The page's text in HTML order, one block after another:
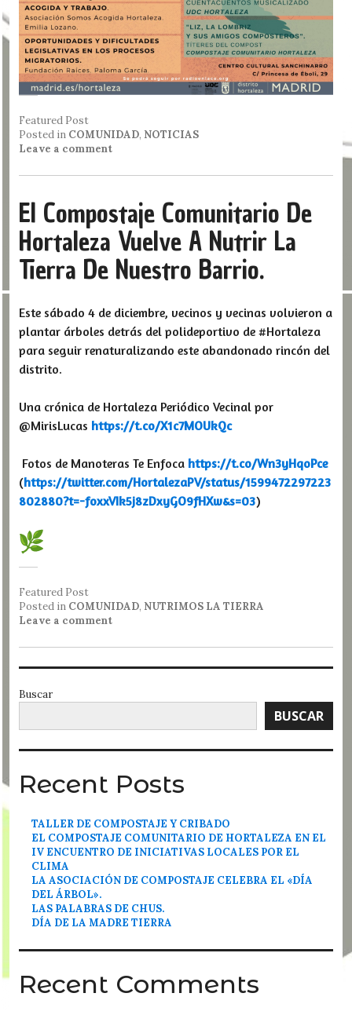
Featured Post
Posted in COMUNIDAD, NOTICIAS
Leave a comment
El Compostaje Comunitario De
Hortaleza Vuelve A Nutrir La
Tierra De Nuestro Barrio.
Este sábado 4 de diciembre, vecinos y vecinas volvieron a
plantar árboles detrás del polideportivo de #Hortaleza
para seguir renaturalizando este abandonado rincón del
distrito.
Una crónica de Hortaleza Periódico Vecinal por
@MirisLucas https://t.co/X1c7MOUkQc
Fotos de Manoteras Te Enfoca https://t.co/Wn3yHqoPce
(https://twitter.com/HortalezaPV/status/1599472297223
802880?t=-foxxVIk5j8zDxyGO9fHXw&s=03)
Featured Post
Posted in COMUNIDAD, NUTRIMOS LA TIERRA
Leave a comment
Buscar
BUSCAR
Recent Posts
TALLER DE COMPOSTAJE Y CRIBADO
EL COMPOSTAJE COMUNITARIO DE HORTALEZA EN EL
IV ENCUENTRO DE INICIATIVAS LOCALES POR EL
CLIMA
LA ASOCIACIÓN DE COMPOSTAJE CELEBRA EL «DÍA
DEL ÁRBOL».
LAS PALABRAS DE CHUS.
DÍA DE LA MADRE TIERRA
Recent Comments